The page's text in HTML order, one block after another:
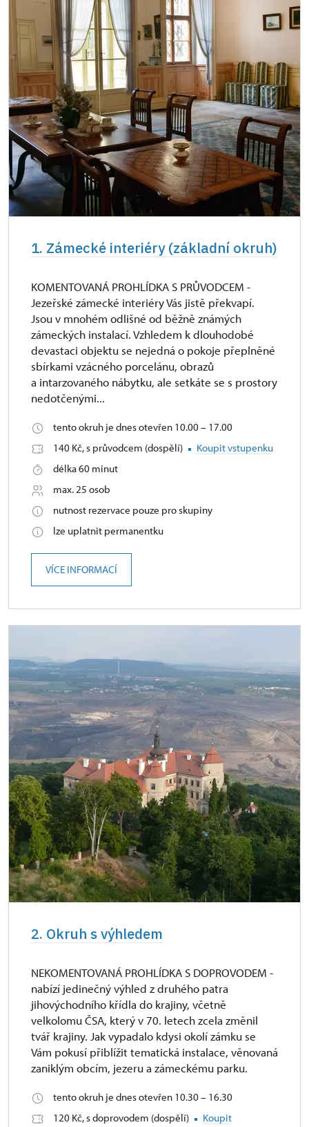
Průkaz zaměstnance NPÚ (+ až 3 rodinní
příslušníci)
Průkaz Náš člověk *
* Platí pouze pro jednu osobu (držitele
průkazu)
1. Zámecké interiéry (základní okruh)
KOMENTOVANÁ PROHLÍDKA S PRŮVODCEM -
Jezeřské zámecké interiéry Vás jistě překvapí.
Jsou v mnohém odlišné od běžně známých
zámeckých instalací. Vzhledem k dlouhodobé
devastaci objektu se nejedná o pokoje přeplněné
sbírkami vzácného porcelánu, obrazů
a intarzovaného nábytku, ale setkáte se s prostory
nedotčenými...
tento okruh je dnes otevřen 10.00 – 17.00
140 Kč, s průvodcem (dospělí)
Koupit vstupenku
délka 60 minut
max. 25 osob
nutnost rezervace pouze pro skupiny
lze uplatnit permanentku
VÍCE INFORMACÍ
2. Okruh s výhledem
NEKOMENTOVANÁ PROHLÍDKA S DOPROVODEM -
nabízí jedinečný výhled z druhého patra
jihovýchodního křídla do krajiny, včetně
velkolomu ČSA, který v 70. letech zcela změnil
tvář krajiny. Jak vypadalo kdysi okolí zámku se
Vám pokusí přiblížit tematická instalace, věnovaná
zaniklým obcím, jezeru a zámeckému parku.
tento okruh je dnes otevřen 10.30 – 16.30
120 Kč, s doprovodem (dospělí)
Koupit